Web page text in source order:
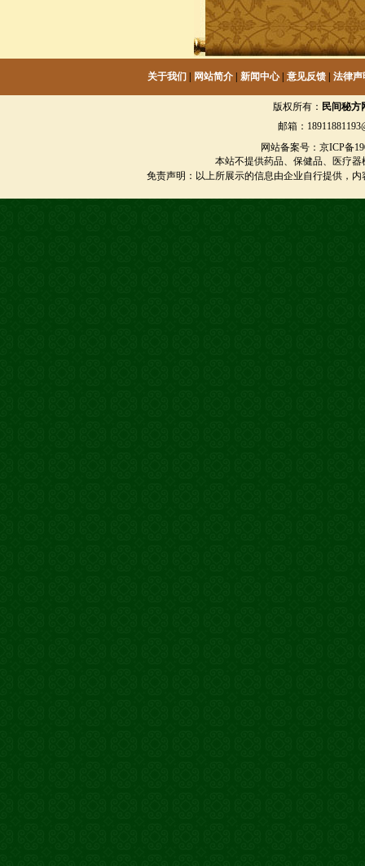
关于我们 网站简介 新闻中心| 意见反馈 法律声
版权所有： 民间秘方
邮箱：
网站备案号：京ICP备
本站不提供药品、保健品、医疗
免责声明：以上所展示的信息由企业自行提供，